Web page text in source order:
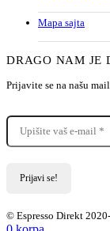
Mapa sajta
DRAGO NAM JE
Prijavite se na našu
© Espresso Direkt